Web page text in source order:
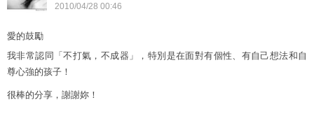
2010/04/28 00:46
愛的鼓勵
我非常認同「不打氣，不成器」，特別是在面對有個性、有自己想法和自
尊心強的孩子！
很棒的分享，謝謝妳！